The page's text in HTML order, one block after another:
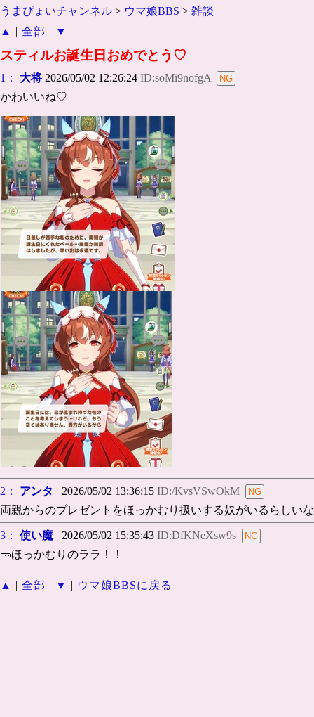
うまぴょいチャンネル > ウマ娘BBS > 雑談
▲
| 全部 | ▼
スティルお誕生日おめでとう♡
1： 大将 2026/05/02 12:26:24 ID:soMi9nofgA
かわいいね♡
2： アンタ 2026/05/02 13:36:15 ID:/KvsVSwOkM
両親からのプレゼントをほっかむり扱いする奴がいるらしいな
3： 使い魔 2026/05/02 15:35:43 ID:DfKNeXsw9s
🥒ほっかむりのララ！！
▲ | 全部 | ▼ | ウマ娘BBSに戻る